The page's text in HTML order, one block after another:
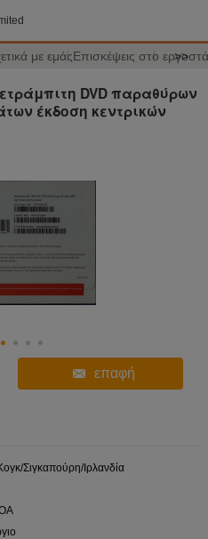
με εμάςΕπισκέψεις στο >>
DVD παραθύρων
έκδοση κεντρικών
επαφή
Σιγκαπούρη/Ιρλανδία